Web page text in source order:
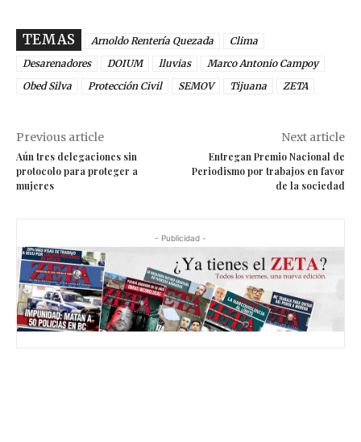
TEMAS Arnoldo Rentería Quezada
Clima
Desarenadores
DOIUM lluvias
Marco Antonio Campoy
Obed Silva
Protección Civil SEMOV Tijuana ZETA
Previous article
Aún tres delegaciones sin
protocolo para proteger a
mujeres
Next article
Entregan Premio Nacional de
Periodismo por trabajos en favor
de la sociedad
- Publicidad -